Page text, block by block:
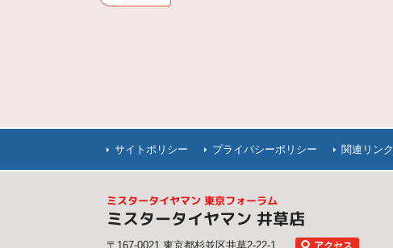
サイトポリシー プライバシーポリシー 関連リンク
ミスタータイヤマン 東京フォーラム
ミスタータイヤマン 井草店
〒167-0021 東京都杉並区井草2-22-1